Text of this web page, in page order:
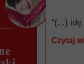
"(...) idę
Czytaj